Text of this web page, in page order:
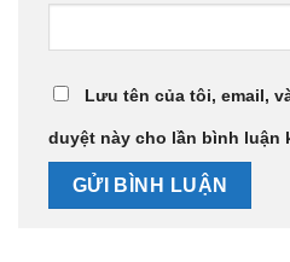
Lưu tên của tôi, email,
duyệt này cho lần bình luận